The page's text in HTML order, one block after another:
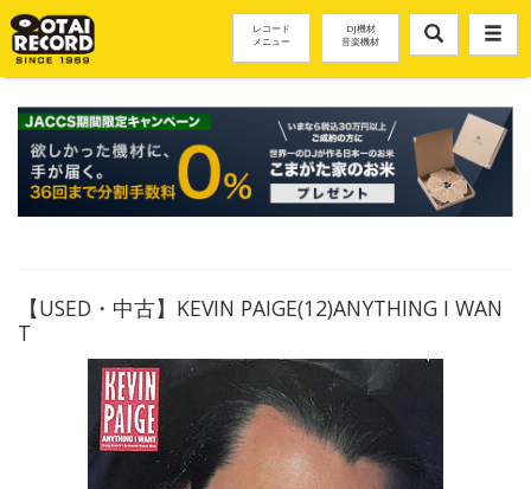
レコード
メニュー
DJ機材
音楽機材
【USED・中古】KEVIN PAIGE(12)ANYTHING I WAN
T